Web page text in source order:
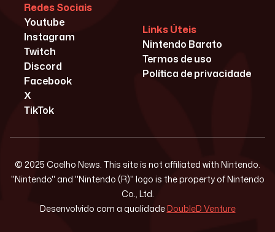
Redes Sociais
Youtube
Instagram
Twitch
Discord
Facebook
X
TikTok
Links Úteis
Nintendo Barato
Termos de uso
Política de privacidade
© 2025 Coelho News. This site is not affiliated with Nintendo.
"Nintendo" and "Nintendo (R)" logo is the property of Nintendo
Co., Ltd.
Desenvolvido com a qualidadeDoubleD Venture